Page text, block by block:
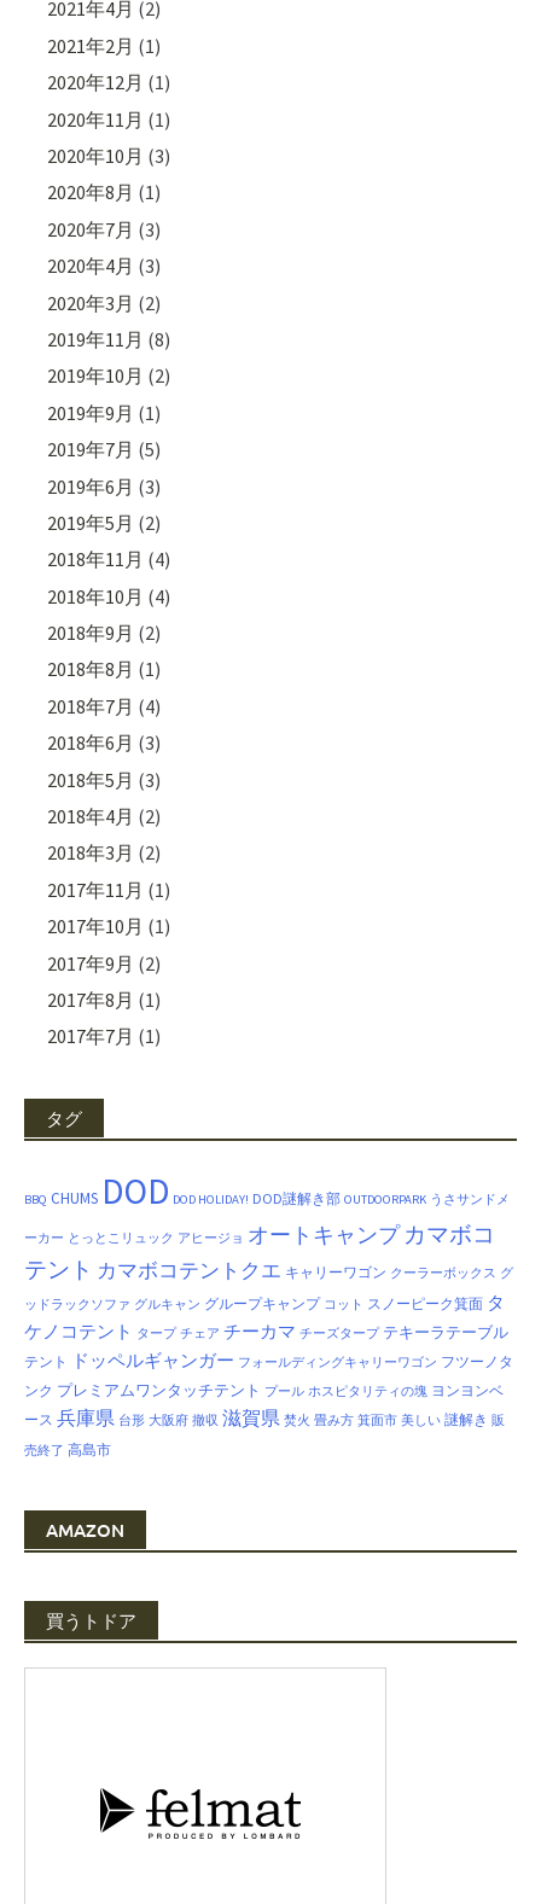
2021年4月 (2)
2021年2月 (1)
2020年12月 (1)
2020年11月 (1)
2020年10月 (3)
2020年8月 (1)
2020年7月 (3)
2020年4月 (3)
2020年3月 (2)
2019年11月 (8)
2019年10月 (2)
2019年9月 (1)
2019年7月 (5)
2019年6月 (3)
2019年5月 (2)
2018年11月 (4)
2018年10月 (4)
2018年9月 (2)
2018年8月 (1)
2018年7月 (4)
2018年6月 (3)
2018年5月 (3)
2018年4月 (2)
2018年3月 (2)
2017年11月 (1)
2017年10月 (1)
2017年9月 (2)
2017年8月 (1)
2017年7月 (1)
タグ
BBQ CHUMS DOD DOD HOLIDAY! DOD謎解き部 OUTDOORPARK うさサンドメ
ーカー とっとこリュック アヒージョ オートキャンプ カマボコ
テント カマボコテントクエ キャリーワゴン クーラーボックス グ
ッドラックソファ グルキャン グループキャンプ コット スノーピーク箕面 タ
ケノコテント タープ チェア チーカマ チーズタープ テキーラテーブル
テント ドッペルギャンガー フォールディングキャリーワゴン フツーノタ
ンク プレミアムワンタッチテント プール ホスピタリティの塊 ヨンヨンベ
ース 兵庫県 台形 大阪府 撤収 滋賀県 焚火 畳み方 箕面市 美しい 謎解き 販
売終了 高島市
AMAZON
買うトドア